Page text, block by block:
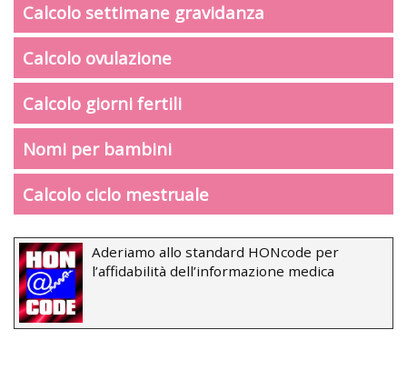
Calcolo settimane gravidanza
Calcolo ovulazione
Calcolo giorni fertili
Nomi per bambini
Calcolo ciclo mestruale
Aderiamo allo standard HONcode per
l’affidabilità dell’informazione medica